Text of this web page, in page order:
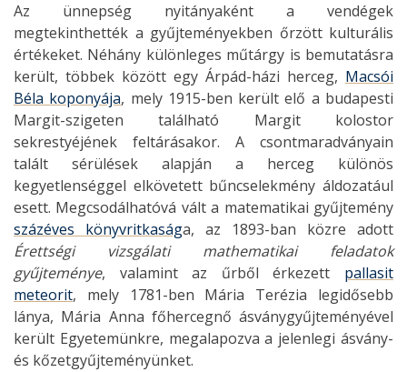
Az ünnepség nyitányaként a vendégek
megtekinthették a gyűjteményekben őrzött kulturális
értékeket. Néhány különleges műtárgy is bemutatásra
került, többek között egy Árpád-házi herceg, Macsói
Béla koponyája, mely 1915-ben került elő a budapesti
Margit-szigeten található Margit kolostor
sekrestyéjének feltárásakor. A csontmaradványain
talált sérülések alapján a herceg különös
kegyetlenséggel elkövetett bűncselekmény áldozatául
esett. Megcsodálhatóvá vált a matematikai gyűjtemény
százéves könyvritkasága, az 1893-ban közre adott
Érettségi vizsgálati mathematikai feladatok
gyűjteménye, valamint az űrből érkezett pallasit
meteorit, mely 1781-ben Mária Terézia legidősebb
lánya, Mária Anna főhercegnő ásványgyűjteményével
került Egyetemünkre, megalapozva a jelenlegi ásvány-
és kőzetgyűjteményünket.